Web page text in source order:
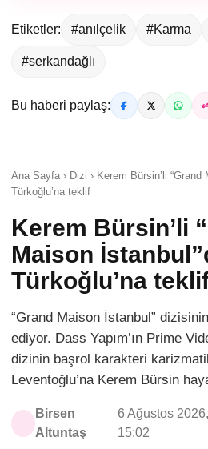
Etiketler: #anılçelik #Karma
#serkandağlı
Bu haberi paylaş:
Ana Sayfa › Dizi › Kerem Bürsin’li “Grand
Türkoğlu’na teklif
Kerem Bürsin’li
Maison
Türkoğlu’na
“Grand Maison İstanbul”
ediyor. Dass Yapım’ın Prime
dizinin başrol karakteri
Leventoğlu’na Kerem Bürsin
Birsen
Altuntaş
6 Ağustos
15:02